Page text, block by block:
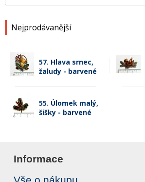
Nejprodávanější
57. Hlava srnec,
žaludy - barvené
55. Úlomek malý,
šišky - barvené
Informace